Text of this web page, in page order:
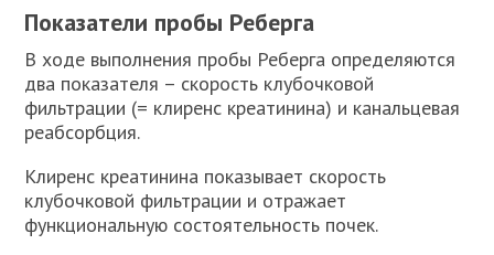
Показатели пробы Реберга
В ходе выполнения пробы Реберга определяются
два показателя – скорость клубочковой
фильтрации (= клиренс креатинина) и канальцевая
реабсорбция.
Клиренс креатинина показывает скорость
клубочковой фильтрации и отражает
функциональную состоятельность почек.